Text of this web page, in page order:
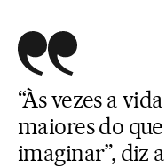
“Às vezes a
maiores do
imaginar”, diz